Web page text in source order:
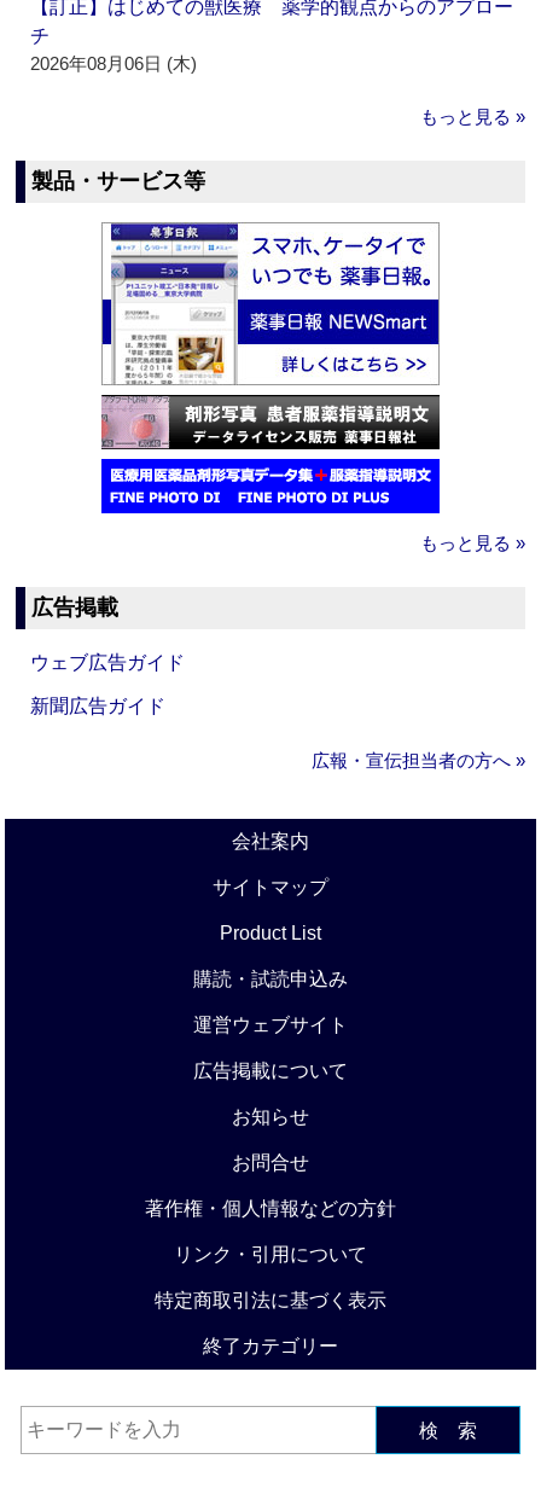
【訂正】はじめての獣医療 薬学的観点からのアプロー
チ
2026年08月06日 (木)
もっと見る »
製品・サービス等
もっと見る »
広告掲載
ウェブ広告ガイド
新聞広告ガイド
広報・宣伝担当者の方へ »
会社案内
サイトマップ
Product List
購読・試読申込み
運営ウェブサイト
広告掲載について
お知らせ
お問合せ
著作権・個人情報などの方針
リンク・引用について
特定商取引法に基づく表示
終了カテゴリー
検 索